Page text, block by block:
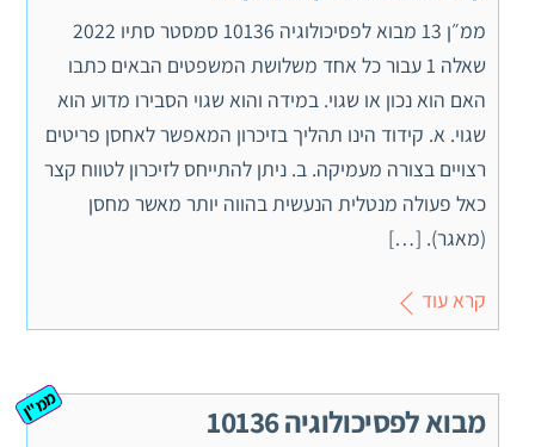
ממ״ן 13 מבוא לפסיכולוגיה 10136 סמסטר סתיו 2022
שאלה 1 עבור כל אחד משלושת המשפטים הבאים כתבו
האם הוא נכון או שגוי. במידה והוא שגוי הסבירו מדוע הוא
שגוי. א. קידוד הינו תהליך בזיכרון המאפשר לאחסן פריטים
רצויים בצורה מעמיקה. ב. ניתן להתייחס לזיכרון לטווח קצר
כאל פעולה מנטלית הנעשית בהווה יותר מאשר מחסן
(מאגר). […]
קרא עוד
מבוא לפסיכולוגיה 10136 ממ"ן